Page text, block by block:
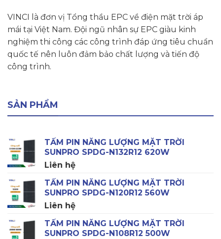
VINCI là đơn vị Tổng thầu EPC về điện mặt trời áp
mái tại Việt Nam. Đội ngũ nhân sự EPC giàu kinh
nghiệm thi công các công trình đáp ứng tiêu chuẩn
quốc tế nên luôn đảm bảo chất lượng và tiến độ
công trình.
SẢN PHẨM
TẤM PIN NĂNG LƯỢNG MẶT TRỜI
SUNPRO SPDG-N132R12 620W
Liên hệ
TẤM PIN NĂNG LƯỢNG MẶT TRỜI
SUNPRO SPDG-N120R12 560W
Liên hệ
TẤM PIN NĂNG LƯỢNG MẶT TRỜI
SUNPRO SPDG-N108R12 500W